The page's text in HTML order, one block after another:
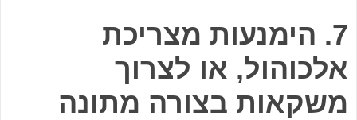
7. הימנעות מצריכת
אלכוהול, או לצרוך
משקאות בצורה מתונה